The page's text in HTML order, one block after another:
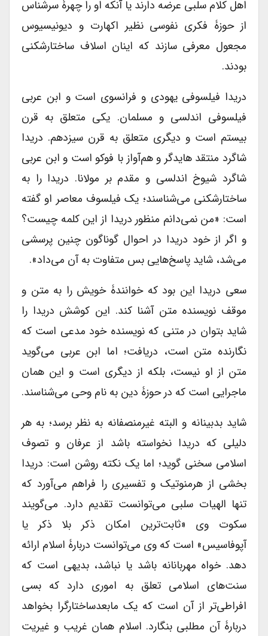
اهل کلام سلبی عرضه دارند یا آنکه او را چهرۀ سرشناس
از حوزۀ فکری نفوسی نظیر اکهارت و دیونیسیوس
مجعول معرفی سازند که اینان اسلاف ساختارشکنی
بودند.
دریدا فیلسوفی یهودی و فرانسوی است و ابن عربی
فیلسوفی اندلسی و مسلمان. یکی متعلق به قرن
بیستم است و دیگری متعلق به قرن سیزدهم. دریدا
شاگرد منتقد هایدگر و هم‌آواز با فوکو است و ابن عربی
شاگرد شیوخ اندلسی و مقدم بر مولانا. دریدا را به
ساختارشکنی می‌شناسند؛ یک فیلسوف معاصر او گفته
است: «من نمی‌دانم منظور دریدا از این کلمه چیست؟
و اگر از خود دریدا در احوال گوناگون چنین پرسشی
می‌شد، شاید پاسخ‌هایی بس متفاوت به آن می‌داد».
سعی دریدا این بود که خوانندۀ خویش را به متن و
موقف نویسنده متن آشنا کند. این کوشش دریدا را
شاید بتوان در متنی که نویسنده خود مدعی است که
نگارنده متن است، دریافت؛ اما ابن عربی می‌گوید
متن از او نیست، بلکه از دیگری است و این همان
ماجرایی است که در حوزۀ دین به نام وحی می‌شناسند.
شاید بدبینانه و البته غیرمنصفانه به نظر برسد؛ به هر
دلیلی که دریدا نخواسته باشد از عرفان و تصوف
اسلامی سخنی گوید؛ اما یک نکته روشن است: دریدا
بخشی از هرمنوتیک و تفسیری را فراهم می‌آورد که
تنها الهیات سلبی می‌توانست تقدیم دارد. می‌گویند
سکوت وی «ثابت‌ترین امکان ذکر بلا ذکر یا
آپوفاسیس» است که وی می‌توانست دربارۀ اسلام ارائه
دهد. خواه مهربانانه باشد یا نباشد، بدیهی است که
سنت‌های اسلامی تعلق به اموری دارد که بسی
افراطی‌تر از آن است که یک مابعدساختارگرا بخواهد
دربارۀ آن مطلبی بنگارد. اسلام همان غریب و غیریت